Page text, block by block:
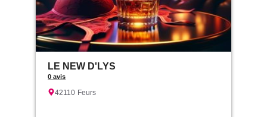
LE NEW D'LYS
0 avis
42110 Feurs